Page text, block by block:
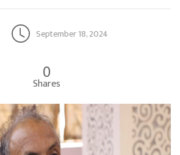
September 18, 2024
0
Shares